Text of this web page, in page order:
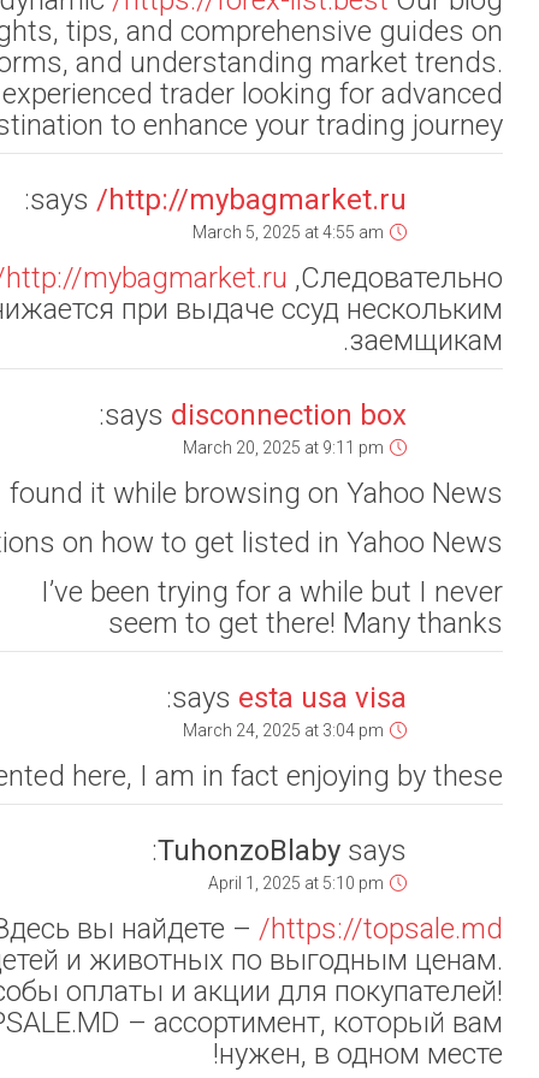
world of forex
choosing
Whether you’re a
Hello mates,
– ваш надежный
бытовую технику,
Быстрая
Покупайте легко,